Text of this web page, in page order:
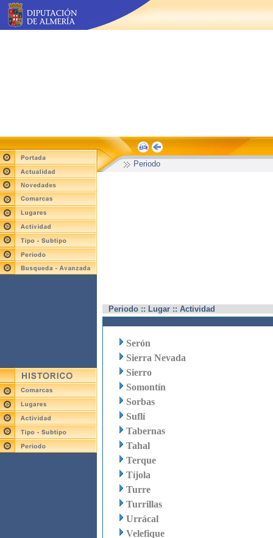
Periodo
Periodo :: Lugar :: Actividad
Serón
Sierra Nevada
Sierro
Somontín
Sorbas
Suflí
Tabernas
Tahal
Terque
Tíjola
Turre
Turrillas
Urrácal
Velefique